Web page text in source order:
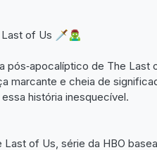
Last of Us 🗡️🧟‍♂️
pós‑apocalíptico de The Last
marcante e cheia de
história inesquecível.
of Us, série da HBO